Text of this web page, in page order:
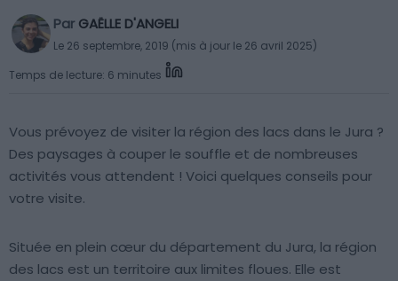
Par GAËLLE D'ANGELI
Le 26 septembre, 2019 (mis à jour le 26 avril 2025)
Temps de lecture: 6 minutes
Vous prévoyez de visiter la région des lacs dans le Jura ?
Des paysages à couper le souffle et de nombreuses
activités vous attendent ! Voici quelques conseils pour
votre visite.
Située en plein cœur du département du Jura, la région
des lacs est un territoire aux limites floues. Elle est